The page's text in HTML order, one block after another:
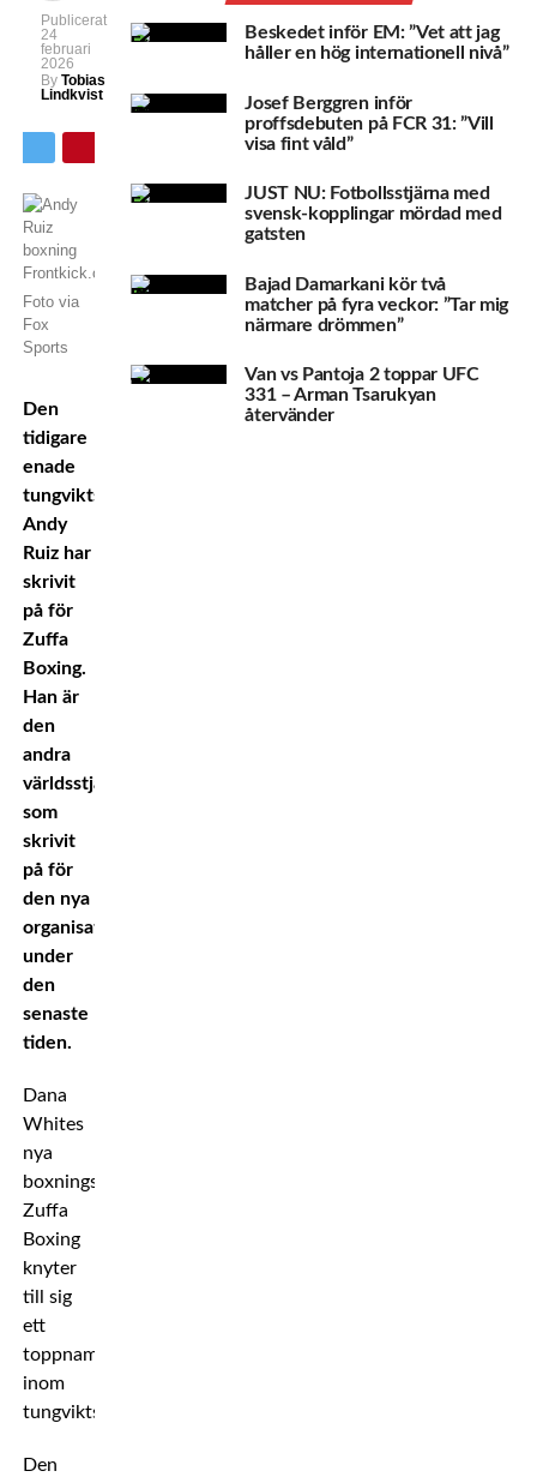
Publicerat
24
februari
2026
By Tobias
Lindkvist
Foto via
Fox
Sports
Den
tidigare
enade
tungviktsvärldsmästaren
Andy
Ruiz har
skrivit
på för
Zuffa
Boxing.
Han är
den
andra
världsstjärnan
som
skrivit
på för
den nya
organisationen
under
den
senaste
tiden.
Dana
Whites
nya
boxningssatsning
Zuffa
Boxing
knyter
till sig
ett
toppnamn
inom
tungviktsboxningen.
Den
Beskedet inför EM: ”Vet att jag
håller en hög internationell nivå”
Josef Berggren inför
proffsdebuten på FCR 31: ”Vill
visa fint våld”
JUST NU: Fotbollsstjärna med
svensk-kopplingar mördad med
gatsten
Bajad Damarkani kör två
matcher på fyra veckor: ”Tar mig
närmare drömmen”
Van vs Pantoja 2 toppar UFC
331 – Arman Tsarukyan
återvänder